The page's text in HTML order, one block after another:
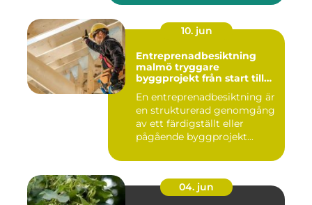
10. jun
Entreprenadbesiktning
malmö tryggare
byggprojekt från start till
En entreprenadbesiktning är
en strukturerad genomgång
av ett färdigställt eller
pågående byggprojekt...
04. jun